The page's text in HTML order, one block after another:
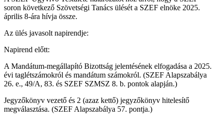
soron következő Szövetségi Tanács ülését a SZEF elnöke 2025.
április 8-ára hívja össze.
Az ülés javasolt napirendje:
Napirend előtt:
A Mandátum-megállapító Bizottság jelentésének elfogadása a 2025.
évi taglétszámokról és mandátum számokról. (SZEF Alapszabálya
26. e., 49/A, 83. és SZEF SZMSZ 8. b. pontok alapján.)
Jegyzőkönyv vezető és 2 (azaz kettő) jegyzőkönyv hitelesítő
megválasztása. (SZEF Alapszabálya 57. pontja.)